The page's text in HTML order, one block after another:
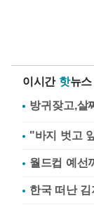
이시간 핫뉴스
"바지 벗고
월드컵 예선
한국 떠난